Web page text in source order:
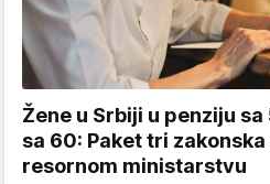
Žene u Srbiji u penziju
sa 60: Paket tri
resornom ministarstvu